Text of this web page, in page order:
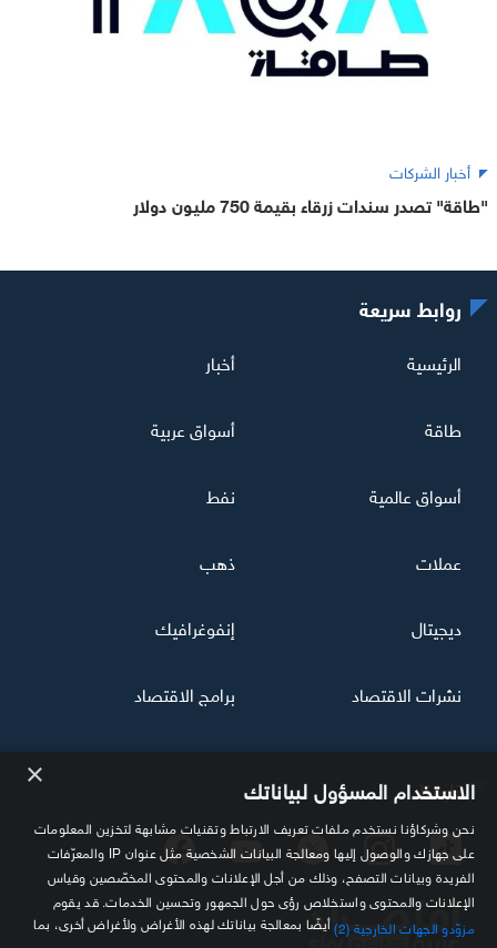
أخبار الشركات
"طاقة" تصدر سندات زرقاء بقيمة 750 مليون دولار
تابعنا
روابط سريعة
الرئيسية أخبار
طاقة أسواق عربية
أسواق عالمية نفط
عملات ذهب
ديجيتال إنفوغرافيك
نشرات الاقتصاد برامج الاقتصاد
× الاستخدام المسؤول لبياناتك
نحن وشركاؤنا نستخدم ملفات تعريف الارتباط وتقنيات مشابهة لتخزين المعلومات
على جهازك والوصول إليها ومعالجة البيانات الشخصية مثل عنوان IP والمعرّفات
الفريدة وبيانات التصفح، وذلك من أجل الإعلانات والمحتوى المخصّصين وقياس
الإعلانات والمحتوى واستخلاص رؤى حول الجمهور وتحسين الخدمات. قد يقوم
مزوّدو الجهات الخارجية (2)
أيضًا بمعالجة بياناتك لهذه الأغراض ولأغراض أخرى، بما